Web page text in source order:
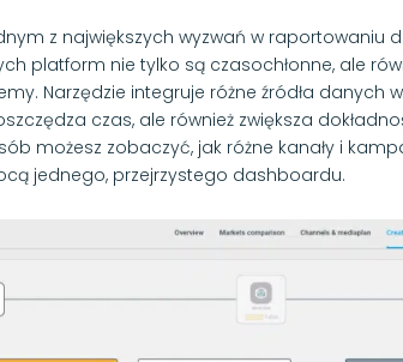
z największych wyzwań w raportowaniu
platform nie tylko są czasochłonne, ale
Narzędzie integruje różne źródła danych
czas, ale również zwiększa
możesz zobaczyć, jak różne kanały i
jednego, przejrzystego dashboardu.